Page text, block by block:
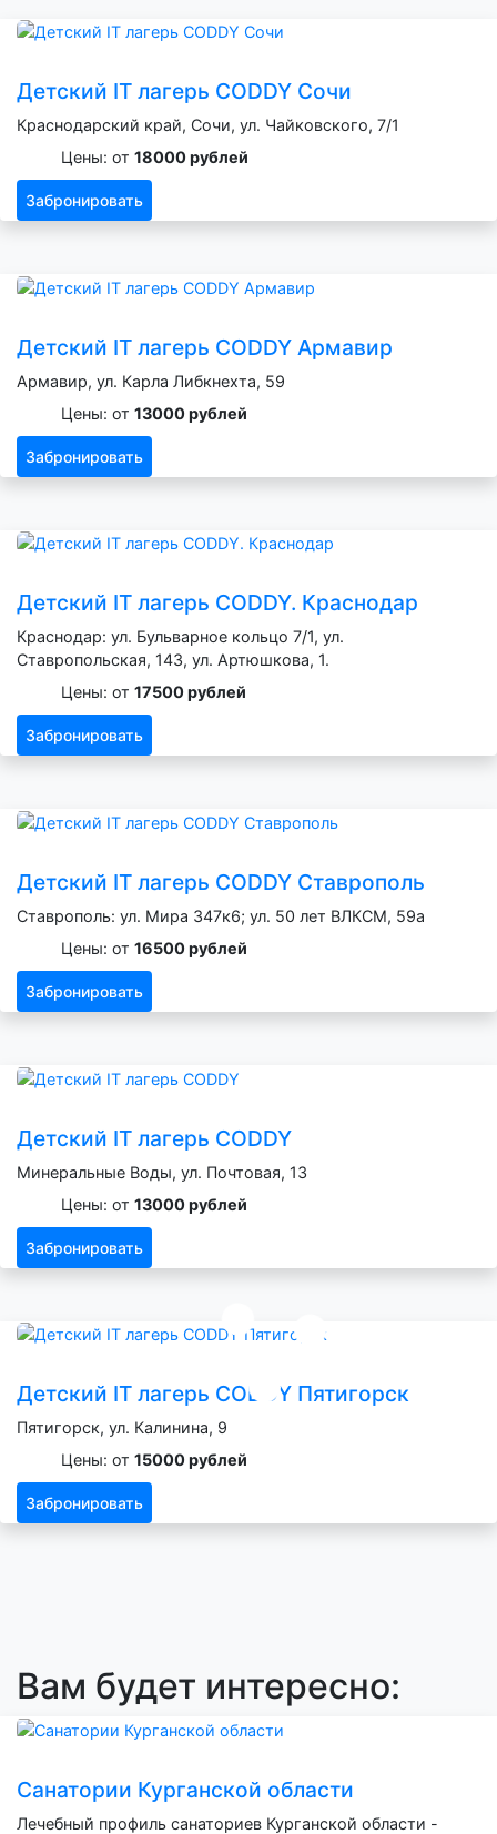
Детский IT лагерь CODDY Сочи
Краснодарский край, Сочи, ул. Чайковского, 7/1
Цены: от 18000 рублей
Забронировать
Детский IT лагерь CODDY Армавир
Армавир, ул. Карла Либкнехта, 59
Цены: от 13000 рублей
Забронировать
Детский IT лагерь CODDY. Краснодар
Краснодар: ул. Бульварное кольцо 7/1, ул.
Ставропольская, 143, ул. Артюшкова, 1.
Цены: от 17500 рублей
Забронировать
Детский IT лагерь CODDY Ставрополь
Ставрополь: ул. Мира 347к6; ул. 50 лет ВЛКСМ, 59а
Цены: от 16500 рублей
Забронировать
Детский IT лагерь CODDY
Минеральные Воды, ул. Почтовая, 13
Цены: от 13000 рублей
Забронировать
Детский IT лагерь CODDY Пятигорск
Пятигорск, ул. Калинина, 9
Цены: от 15000 рублей
Забронировать
Вам будет интересно:
Санатории Курганской области
Лечебный профиль санаториев Курганской области -